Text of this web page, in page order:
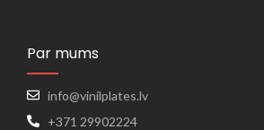
Par mums
info@vinilplates.lv
+371 29902224